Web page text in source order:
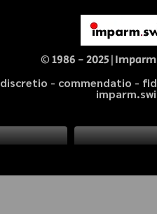
© 1986 -
discretio - commendatio -